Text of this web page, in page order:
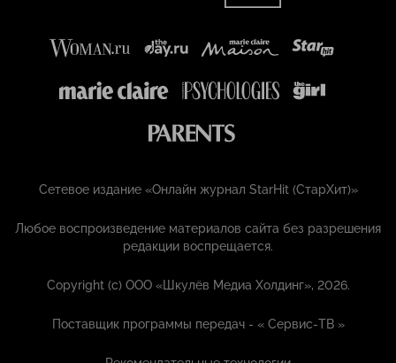
Сетевое издание «Онлайн журнал StarHit (СтарХит)»
Любое воспроизведение материалов сайта без разрешения
редакции воспрещается.
Copyright (с) ООО «Шкулёв Медиа Холдинг», 2026.
Поставщик программы передач - «Сервис-ТВ »